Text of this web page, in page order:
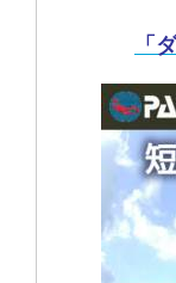
「